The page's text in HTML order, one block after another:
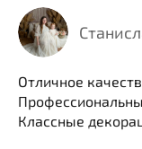
Отличное
Классные